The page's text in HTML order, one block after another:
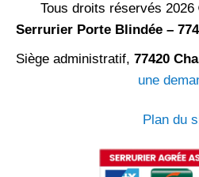
Tous droits réservés
Serrurier Porte Blindée –
Siège administratif, 77420
une
Plan du